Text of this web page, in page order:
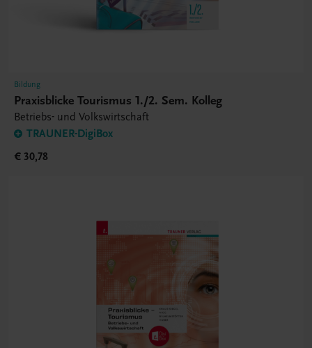
Bildung
Praxisblicke Tourismus 1./2. Sem. Kolleg
Betriebs- und Volkswirtschaft
TRAUNER-DigiBox
€ 30,78